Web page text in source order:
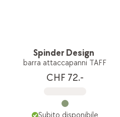
Spinder Design
barra attaccapanni TAFF
CHF 72.-